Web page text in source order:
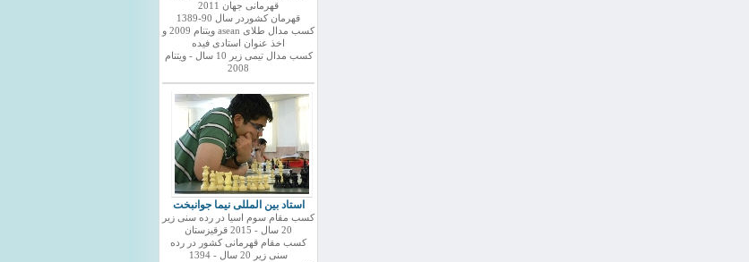
قهرمانی جهان 2011
قهرمان کشوردر سال 90-1389
کسب مدال طلای asean ویتنام 2009 و
اخذ عنوان استادی فیده
کسب مدال تیمی زیر 10 سال - ویتنام
2008
استاد بین المللی نیما جوانبخت
کسب مقام سوم اسیا در رده سنی زیر
20 سال - 2015 قرقیزستان
کسب مقام قهرمانی کشور در رده
سنی زیر 20 سال - 1394